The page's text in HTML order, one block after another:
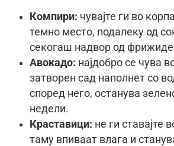
Компири: чувајте ги во
темно место, подалеку од
секогаш надвор од
Авокадо: најдобро се чува
затворен сад наполнет со
според него, останува
недели.
Краставици: не ги ставајте
таму впиваат влага и